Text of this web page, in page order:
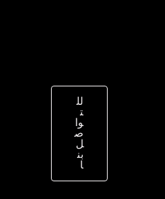
لل
ت
وا
ص
ل
بن
ا